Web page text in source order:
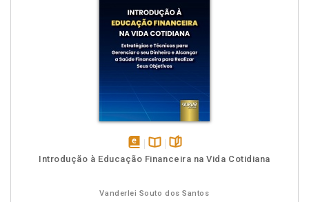
disponívelDisponível
páginas
Introdução à Educação Financeira na Vida Cotidiana
Vanderlei Souto dos Santos